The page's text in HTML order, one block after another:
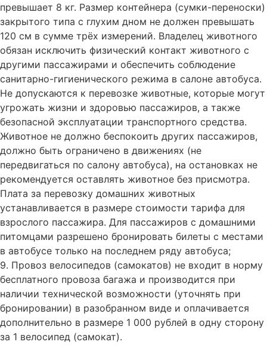
превышает 8 кг. Размер контейнера (сумки-переноски)
закрытого типа с глухим дном не должен превышать
120 см в сумме трёх измерений. Владелец животного
обязан исключить физический контакт животного с
другими пассажирами и обеспечить соблюдение
санитарно-гигиенического режима в салоне автобуса.
Не допускаются к перевозке животные, которые могут
угрожать жизни и здоровью пассажиров, а также
безопасной эксплуатации транспортного средства.
Животное не должно беспокоить других пассажиров,
должно быть ограничено в движениях (не
передвигаться по салону автобуса), на остановках не
рекомендуется оставлять животное без присмотра.
Плата за перевозку домашних животных
устанавливается в размере стоимости тарифа для
взрослого пассажира. Для пассажиров с домашними
питомцами разрешено бронировать билеты с местами
в автобусе только на последнем ряду автобуса;
9. Провоз велосипедов (самокатов) не входит в норму
бесплатного провоза багажа и производится при
наличии технической возможности (уточнять при
бронировании) в разобранном виде и оплачивается
дополнительно в размере 1 000 рублей в одну сторону
за 1 велосипед (самокат).